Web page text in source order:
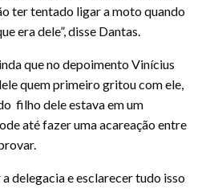
ter tentado ligar a moto quando
era dele”, disse Dantas.
que no depoimento Vinícius
quem primeiro gritou com ele,
filho dele estava em um
até fazer uma acareação entre
delegacia e esclarecer tudo isso